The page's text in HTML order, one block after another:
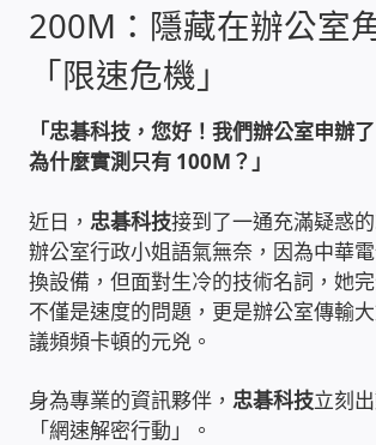
網路建置規劃維修-實績案例
弱電工程-實績案例
插卡計費
監視器安裝維修-實績案例
自動控制PLC專案設計-實績案例
雲端儲值型電表
電子鎖安裝-實績案例
200M：隱藏在辦公室
「限速危機」
「忠碁科技，您好！我們辦公室申辦
為什麼實測只有 100M？」
近日， 忠碁科技接到了一通充滿疑惑
辦公室行政小姐語氣無奈，因為中華
換設備，但面對生冷的技術名詞，她
不僅是速度的問題，更是辦公室傳輸
議頻頻卡頓的元兇。
身為專業的資訊夥伴， 忠碁科技立刻
「網速解密行動」。